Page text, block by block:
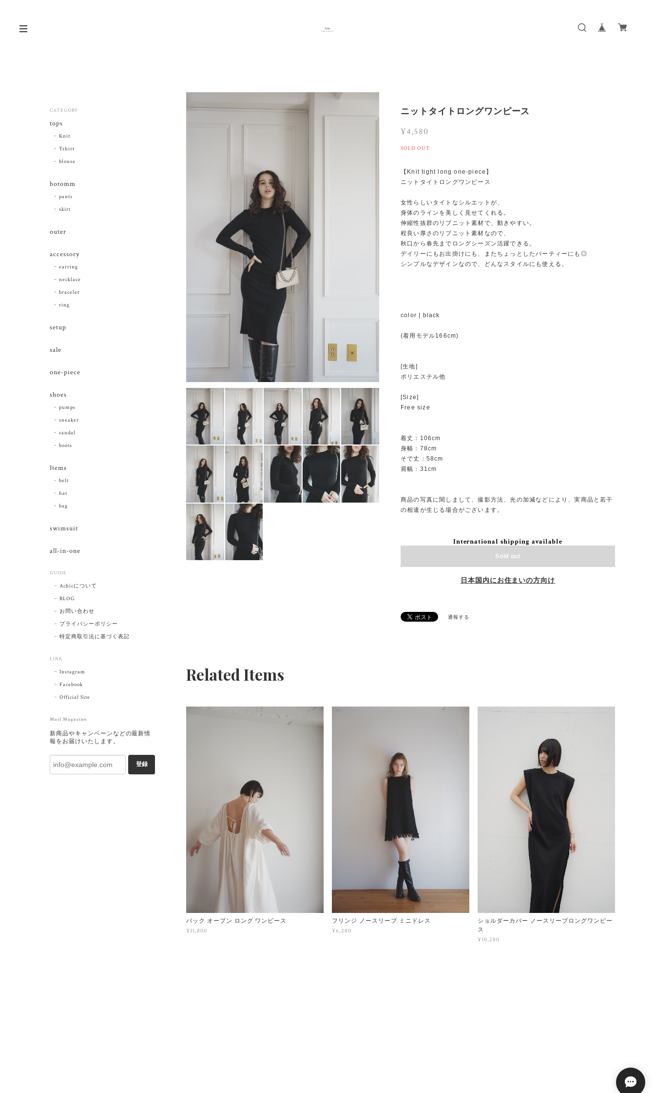
ニットタイトロングワンピース
¥4,580
SOLD OUT
【Knit tight long one-piece】
ニットタイトロングワンピース
女性らしいタイトなシルエットが、
身体のラインを美しく見せてくれる。
伸縮性抜群のリブニット素材で、動きやすい。
程良い厚さのリブニット素材なので、
秋口から春先までロングシーズン活躍できる。
デイリーにもお出掛けにも、またちょっとしたパーティーにも◎
シンプルなデザインなので、どんなスタイルにも使える。
color | black
(着用モデル166cm)
[生地]
ポリエステル他
[Size]
Free size
着丈：106cm
身幅：78cm
そで丈：58cm
肩幅：31cm
商品の写真に関しまして、撮影方法、光の加減などにより、実商品と若干
の相違が生じる場合がございます。
International shipping available
Sold out
日本国内にお住まいの方向け
通報する
Related Items
バック オープン ロング ワンピース
¥11,800
フリンジ ノースリーブ ミニドレス
¥6,280
ショルダーカバー ノースリーブロングワンピー
ス
¥10,280
CATEGORY
tops
Knit
Tshirt
blouse
botomm
pants
skirt
outer
accessory
earring
necklace
bracelet
ring
setup
sale
one-piece
shoes
pumps
sneaker
sandal
boots
Items
belt
hat
bag
swimsuit
all-in-one
GUIDE
Achicについて
BLOG
お問い合わせ
プライバシーポリシー
特定商取引法に基づく表記
LINK
Instagram
Facebook
Official Site
Mail Magazine
新商品やキャンペーンなどの最新情
報をお届けいたします。
登録